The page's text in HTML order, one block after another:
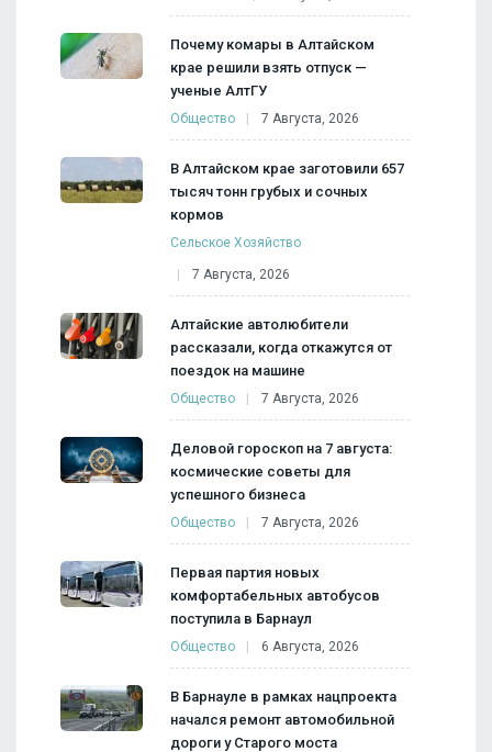
Почему комары в Алтайском
крае решили взять отпуск —
ученые АлтГУ
Общество 7 Августа, 2026
В Алтайском крае заготовили 657
тысяч тонн грубых и сочных
кормов
Сельское Хозяйство
7 Августа, 2026
Алтайские автолюбители
рассказали, когда откажутся от
поездок на машине
Общество 7 Августа, 2026
Деловой гороскоп на 7 августа:
космические советы для
успешного бизнеса
Общество 7 Августа, 2026
Первая партия новых
комфортабельных автобусов
поступила в Барнаул
Общество 6 Августа, 2026
В Барнауле в рамках нацпроекта
начался ремонт автомобильной
дороги у Старого моста